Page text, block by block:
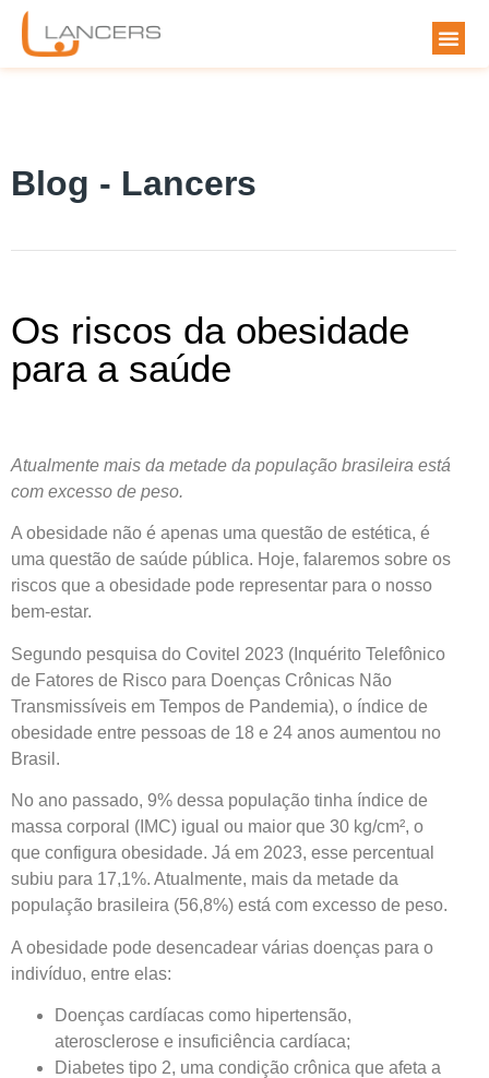
Blog - Lancers
Os riscos da obesidade
para a saúde
Atualmente mais da metade da população brasileira está
com excesso de peso.
A obesidade não é apenas uma questão de estética, é
uma questão de saúde pública. Hoje, falaremos sobre os
riscos que a obesidade pode representar para o nosso
bem-estar.
Segundo pesquisa do Covitel 2023 (Inquérito Telefônico
de Fatores de Risco para Doenças Crônicas Não
Transmissíveis em Tempos de Pandemia), o índice de
obesidade entre pessoas de 18 e 24 anos aumentou no
Brasil.
No ano passado, 9% dessa população tinha índice de
massa corporal (IMC) igual ou maior que 30 kg/cm², o
que configura obesidade. Já em 2023, esse percentual
subiu para 17,1%. Atualmente, mais da metade da
população brasileira (56,8%) está com excesso de peso.
A obesidade pode desencadear várias doenças para o
indivíduo, entre elas:
Doenças cardíacas como hipertensão,
aterosclerose e insuficiência cardíaca;
Diabetes tipo 2, uma condição crônica que afeta a